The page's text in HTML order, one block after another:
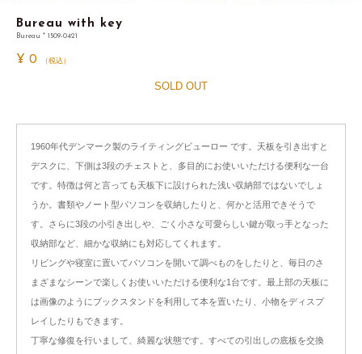
Bureau with key
Bureau * 1509-0421
¥ 0 （税込）
SOLD OUT
1960年代デンマーク製のライティングビューロー です。天板を引き出すと
デスクに、下側は3段のチェストと、多目的にお使いいただける便利な一台
です。特徴は何と言っても天板下に設けられた浅い収納部ではないでしょ
うか。書類やノート型パソコンを収納したりと、何かと活用できそうで
す。さらに3段の小引き出しや、ごく小さな可愛らしい鍵が取っ手となった
収納部など、細かな収納にも対応してくれます。
リビングや寝室に置いてパソコンを開いて調べものをしたりと、毎日のさ
まざまなシーンで楽しくお使いいただける便利な1台です。最上部の天板に
は画像のようにブックスタンドを利用して本を置いたり、小物をディスプ
レイしたりもできます。
丁寧な修復を行いまして、綺麗な状態です。すべての引出しの底板を交換